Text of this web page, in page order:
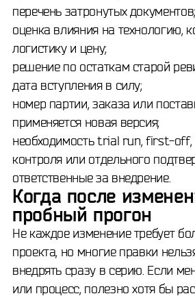
перечень затронутых документов;
оценка влияния на технологию,
логистику и цену;
решение по остаткам старой
дата вступления в силу;
номер партии, заказа или
применяется новая версия;
необходимость trial run, first-off,
контроля или отдельного
ответственные за внедрение.
Когда после
пробный прогон
Не каждое изменение требует
проекта, но многие правки
внедрять сразу в серию. Если
или процесс, полезно хотя бы